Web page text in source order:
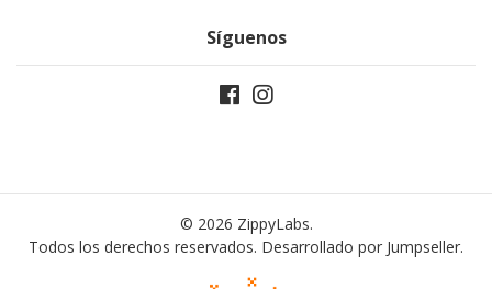
Síguenos
© 2026 ZippyLabs.
Todos los derechos reservados. Desarrollado por Jumpseller.